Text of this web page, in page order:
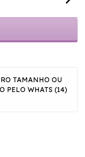
TAMANHO OU
PELO WHATS (14)